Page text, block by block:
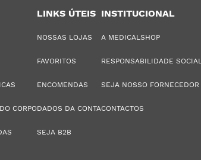
CORPO
LINKS ÚTEIS
NOSSAS LOJAS
FAVORITOS
ENCOMENDAS
DADOS DA CONTA
SEJA B2B
INSTITUCIONAL
A MEDICALSHOP
RESPONSABILIDADE SOCIAL
SEJA NOSSO FORNECEDOR
CONTACTOS